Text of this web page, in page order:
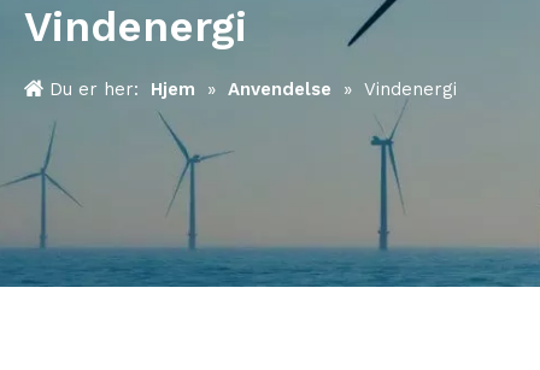
Vindenergi
Du er her: Hjem » Anvendelse » Vindenergi